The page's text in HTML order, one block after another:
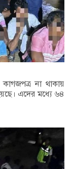
কাগজপত্র না থাকায়
এদের মধ্যে ৬৪